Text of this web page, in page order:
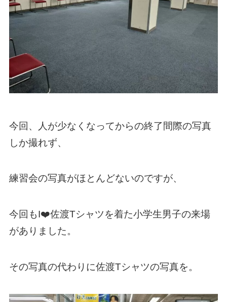
今回、人が少なくなってからの終了間際の写真
しか撮れず、
練習会の写真がほとんどないのですが、
今回もI❤️佐渡Tシャツを着た小学生男子の来場
がありました。
その写真の代わりに佐渡Tシャツの写真を。